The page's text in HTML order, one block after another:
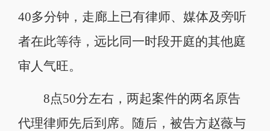
40多分钟，走廊上已有律师、媒体及旁听
者在此等待，远比同一时段开庭的其他庭
审人气旺。
8点50分左右，两起案件的两名原告
代理律师先后到席。随后，被告方赵薇与